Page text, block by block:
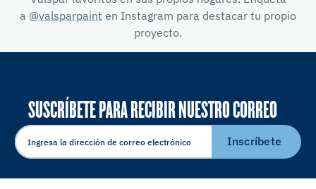
a @valsparpaint en Instagram para destacar tu propio
proyecto.
SUSCRÍBETE PARA RECIBIR NUESTRO CORREO
ELECTRÓNICO
Inscríbete